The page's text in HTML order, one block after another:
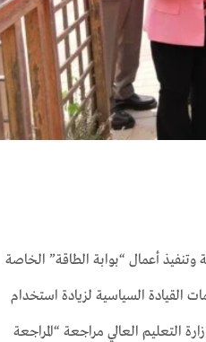
أعمال “بوابة الطاقة” الخاصة
القيادة السياسية لزيادة استخدام
التعليم العالي مراجعة “المراجعة